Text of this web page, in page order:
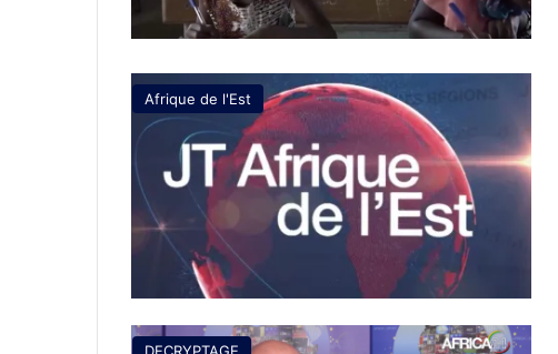
Afrique de l'Est